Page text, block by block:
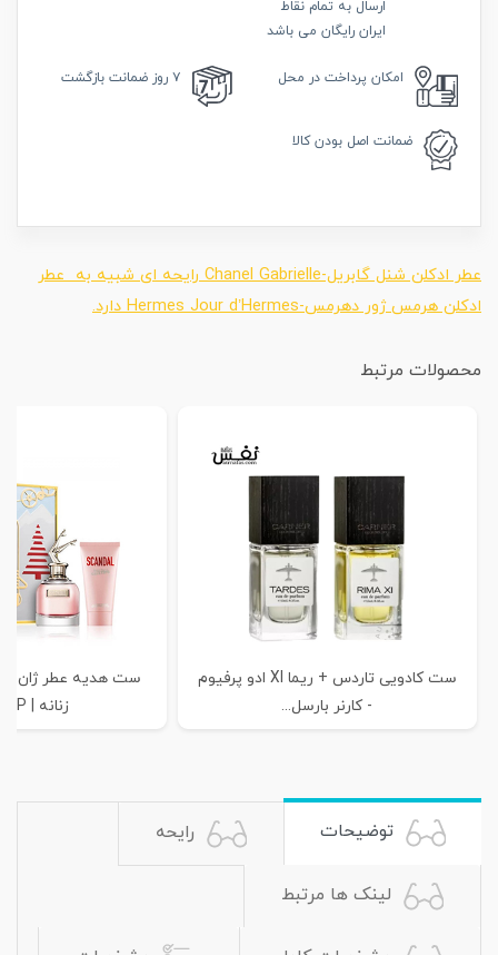
ارسال به تمام نقاط
ایران رایگان می باشد
امکان پرداخت در محل ۷ روز ضمانت بازگشت
ضمانت اصل بودن کالا
عطر ادکلن شنل گابریل-Chanel Gabrielle رایحه ای شبیه به عطر
ادکلن هرمس ژور دهرمس-Hermes Jour d’Hermes دارد.
محصولات مرتبط
ست کادویی تاردس + ریما XI ادو پرفیوم
- کارنر بارسل...
ست هدیه عطر ژان
زنانه | JEAN P...
توضیحات رایحه
لینک ها مرتبط